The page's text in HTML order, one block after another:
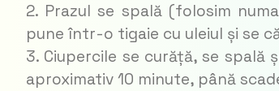
2. Prazul se spală (folosim
pune într-o tigaie cu uleiul și se
3. Ciupercile se curăță, se spală
aproximativ 10 minute, până